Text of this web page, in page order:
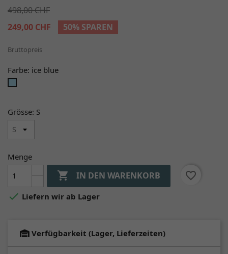
498,00 CHF
249,00 CHF
50% SPAREN
Bruttopreis
Farbe: ice blue
Grösse: S
Menge
 IN DEN WARENKORB
favorite_border
 Liefern wir ab Lager
Verfügbarkeit (Lager, Lieferzeiten)